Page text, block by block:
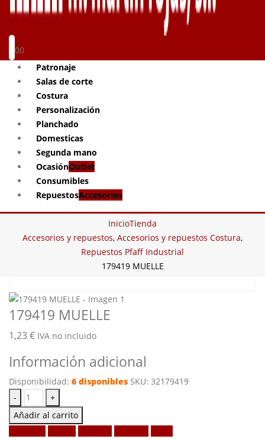
00
Patronaje
Salas de corte
Costura
Personalización
Planchado
Domesticas
Segunda mano
OcasiónOutlet
Consumibles
RepuestosAccesorios
InicioTienda
Accesorios y repuestos, Accesorios y repuestos Costura,
Repuestos Pfaff Industrial
179419 MUELLE
179419 MUELLE
1,23€ IVA no incluido
Información adicional
Disponibilidad: 6 disponibles SKU: 32179419
-
+
Añadir al carrito